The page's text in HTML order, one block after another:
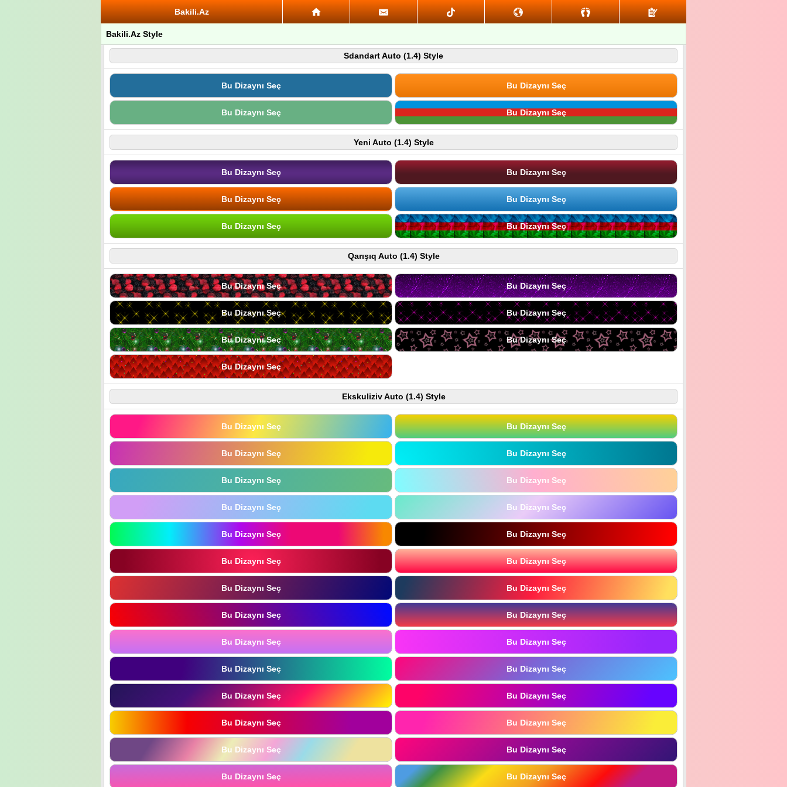
Bakili.Az
Bakili.Az Style
Sdandart Auto (1.4) Style
Bu Dizaynı Seç Bu Dizaynı Seç
Bu Dizaynı Seç Bu Dizaynı Seç
Yeni Auto (1.4) Style
Bu Dizaynı Seç Bu Dizaynı Seç
Bu Dizaynı Seç Bu Dizaynı Seç
Bu Dizaynı Seç Bu Dizaynı Seç
Qarışıq Auto (1.4) Style
Bu Dizaynı Seç Bu Dizaynı Seç
Bu Dizaynı Seç Bu Dizaynı Seç
Bu Dizaynı Seç Bu Dizaynı Seç
Bu Dizaynı Seç
Ekskuliziv Auto (1.4) Style
Bu Dizaynı Seç Bu Dizaynı Seç
Bu Dizaynı Seç Bu Dizaynı Seç
Bu Dizaynı Seç Bu Dizaynı Seç
Bu Dizaynı Seç Bu Dizaynı Seç
Bu Dizaynı Seç Bu Dizaynı Seç
Bu Dizaynı Seç Bu Dizaynı Seç
Bu Dizaynı Seç Bu Dizaynı Seç
Bu Dizaynı Seç Bu Dizaynı Seç
Bu Dizaynı Seç Bu Dizaynı Seç
Bu Dizaynı Seç Bu Dizaynı Seç
Bu Dizaynı Seç Bu Dizaynı Seç
Bu Dizaynı Seç Bu Dizaynı Seç
Bu Dizaynı Seç Bu Dizaynı Seç
Bu Dizaynı Seç Bu Dizaynı Seç